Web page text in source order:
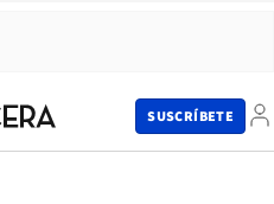
SUSCRÍBETE